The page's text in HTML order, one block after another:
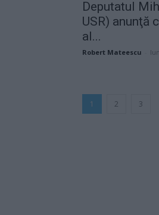
Deputatul
USR) anunţă
al...
Robert Mateescu
1 2 3